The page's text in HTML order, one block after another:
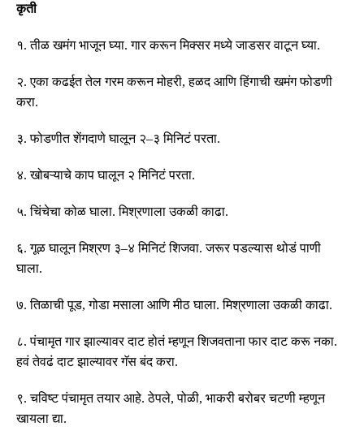
कृती
१.तीळ खमंग भाजून घ्या.गार करून मिक्सर मध्ये जाडसर वाटून घ्या.
२.एका कढईत तेल गरम करून मोहरी,हळद आणि हिंगाची खमंग फोडणी
करा.
३.फोडणीत शेंगदाणे घालून २–३ मिनिटं परता.
४.खोबऱ्याचे काप घालून २ मिनिटं परता.
५.चिंचेचा कोळ घाला.मिश्रणाला उकळी काढा.
६.गूळ घालून मिश्रण ३–४ मिनिटं शिजवा.जरूर पडल्यास थोडं पाणी
घाला.
७.तिळाची पूड, गोडा मसाला आणि मीठ घाला.मिश्रणाला उकळी काढा.
८.पंचामृत गार झाल्यावर दाट होतं म्हणून शिजवताना फार दाट करू नका.
हवं तेवढं दाट झाल्यावर गॅस बंद करा.
९.चविष्ट पंचामृत तयार आहे.ठेपले,पोळी, भाकरी बरोबर चटणी म्हणून
खायला द्या.